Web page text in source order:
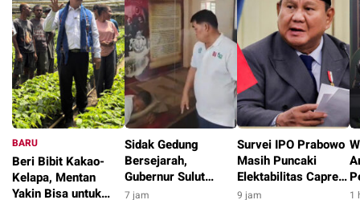
BARU
Beri Bibit Kakao-
Kelapa, Mentan
Yakin Bisa untuk
Sidak Gedung
Bersejarah,
Gubernur Sulut
Pergoki Warga Tidur
7 jam
Survei IPO Prabowo
Masih Puncaki
Elektabilitas Capres
dengan 23,4 Persen
9 jam 1